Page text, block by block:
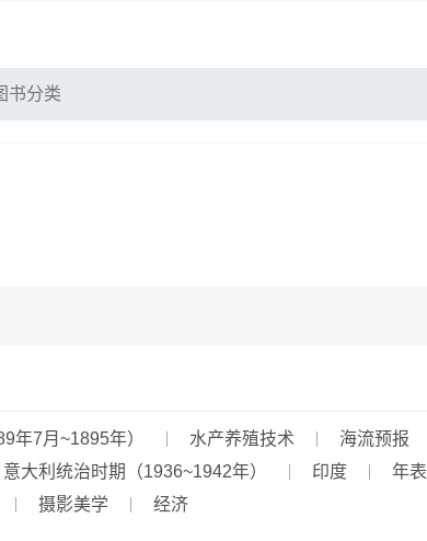
书分类
年7月~1895年） 水产养殖技术 海流预报
意大利统治时期（1936~1942年） 印度 年表
摄影美学 经济